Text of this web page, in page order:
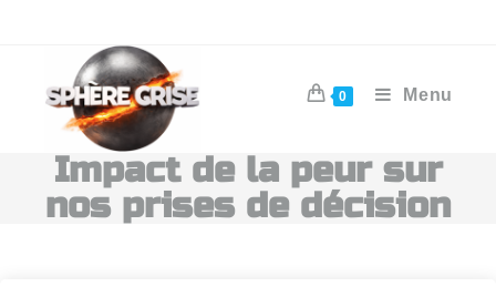
0 Menu
Impact de la peur sur
nos prises de décision